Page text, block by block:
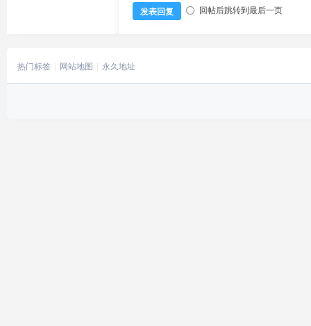
发表回复 回帖后跳转到最后一页
热门标签 网站地图 永久地址